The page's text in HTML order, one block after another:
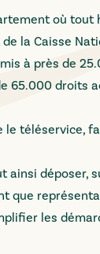
où
la Caisse
à près de
65.000 droits
le
ainsi
les